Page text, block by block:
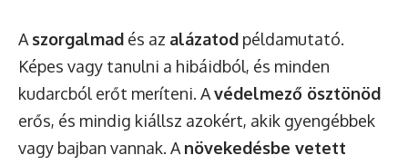
A szorgalmad és az alázatod példamutató.
Képes vagy tanulni a hibáidból, és minden
kudarcból erőt meríteni. Avédelmező ösztönöd
erős, és mindig kiállsz azokért, akik gyengébbek
vagy bajban vannak. A növekedésbe vetett